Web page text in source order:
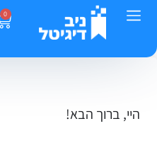
0
היי, ברוך הבא!